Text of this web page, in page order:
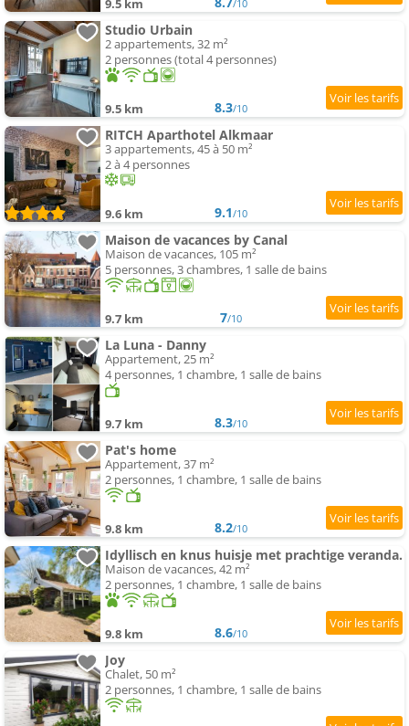
9.5 km /10
Studio Urbain
2 appartements, 32 m²
2 personnes (total 4 personnes)
9.5 km 8.3/10
RITCH Aparthotel Alkmaar
3 appartements, 45 à 50 m²
2 à 4 personnes
9.6 km 9.1/10
Maison de vacances by Canal
Maison de vacances, 105 m²
5 personnes, 3 chambres, 1 salle de bains
9.7 km 7/10
La Luna - Danny
Appartement, 25 m²
4 personnes, 1 chambre, 1 salle de bains
9.7 km 8.3/10
Pat's home
Appartement, 37 m²
2 personnes, 1 chambre, 1 salle de bains
9.8 km 8.2/10
Idyllisch en knus huisje met prachtige veranda.
Maison de vacances, 42 m²
2 personnes, 1 chambre, 1 salle de bains
9.8 km 8.6/10
Joy
Chalet, 50 m²
2 personnes, 1 chambre, 1 salle de bains